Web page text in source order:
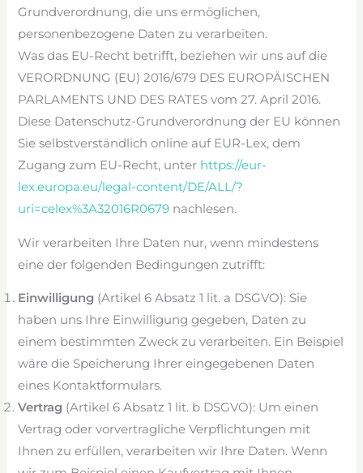
Grundverordnung, die uns ermöglichen,
personenbezogene Daten zu verarbeiten.
Was das EU-Recht betrifft, beziehen wir uns auf die
VERORDNUNG (EU) 2016/679 DES EUROPÄISCHEN
PARLAMENTS UND DES RATES vom 27. April 2016.
Diese Datenschutz-Grundverordnung der EU können
Sie selbstverständlich online auf EUR-Lex, dem
Zugang zum EU-Recht, unter https://eur-
lex.europa.eu/legal-content/DE/ALL/?
uri=celex%3A32016R0679 nachlesen.
Wir verarbeiten Ihre Daten nur, wenn mindestens
eine der folgenden Bedingungen zutrifft:
Einwilligung (Artikel 6 Absatz 1 lit. a DSGVO): Sie
haben uns Ihre Einwilligung gegeben, Daten zu
einem bestimmten Zweck zu verarbeiten. Ein Beispiel
wäre die Speicherung Ihrer eingegebenen Daten
eines Kontaktformulars.
Vertrag (Artikel 6 Absatz 1 lit. b DSGVO): Um einen
Vertrag oder vorvertragliche Verpflichtungen mit
Ihnen zu erfüllen, verarbeiten wir Ihre Daten. Wenn